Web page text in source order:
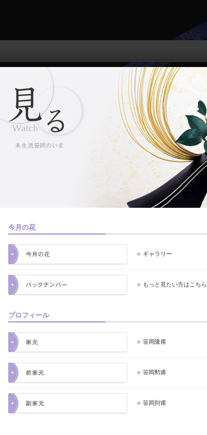
今月の花
ギャラリー
もっと見たい方はこち
プロフィール
笹岡隆甫
笹岡勲甫
笹岡則甫